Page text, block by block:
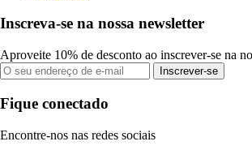
Inscreva-se na nossa newsletter
Aproveite 10% de desconto ao inscrever-se na
Inscrever-se
Fique conectado
Encontre-nos nas redes sociais